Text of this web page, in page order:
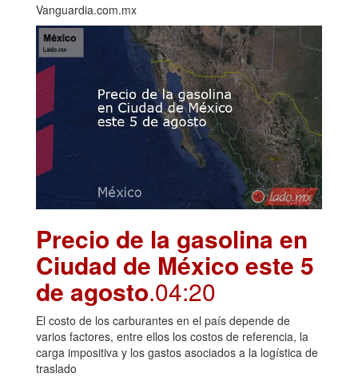
Vanguardia.com.mx
Precio de la gasolina en
Ciudad de México este 5
de agosto.04:20
El costo de los carburantes en el país depende de
varios factores, entre ellos los costos de referencia, la
carga impositiva y los gastos asociados a la logística de
traslado